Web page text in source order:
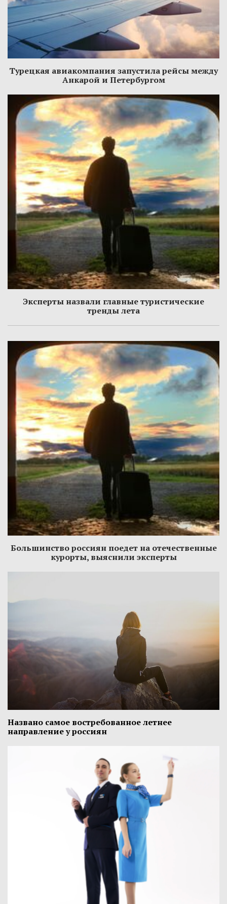
Турецкая авиакомпания запустила рейсы между
Анкарой и Петербургом
Эксперты назвали главные туристические
тренды лета
Большинство россиян поедет на отечественные
курорты, выяснили эксперты
Названо самое востребованное летнее
направление у россиян